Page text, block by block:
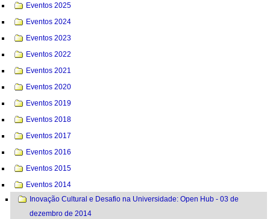
Eventos 2025
Eventos 2024
Eventos 2023
Eventos 2022
Eventos 2021
Eventos 2020
Eventos 2019
Eventos 2018
Eventos 2017
Eventos 2016
Eventos 2015
Eventos 2014
Inovação Cultural e Desafio na Universidade: Open Hub - 03 de
dezembro de 2014